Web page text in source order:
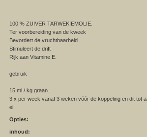
100 % ZUIVER TARWEKIEMOLIE.
Ter voorbereiding van de kweek
Bevordert de vruchtbaarheid
Stimuleert de drift
Rijk aan Vitamine E.
gebruik
15 ml / kg graan.
3 x per week vanaf 3 weken vóór de koppeling en dit tot
ei.
Opties:
inhoud: